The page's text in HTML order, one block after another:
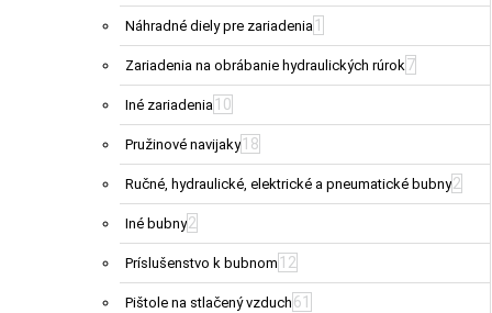
Náhradné diely pre zariadenia 1
Zariadenia na obrábanie hydraulických rúrok7
Iné zariadenia 10
Pružinové navijaky 18
Ručné, hydraulické, elektrické a pneumatické bubny2
Iné bubny2
Príslušenstvo k bubnom 12
Pištole na stlačený vzduch 61